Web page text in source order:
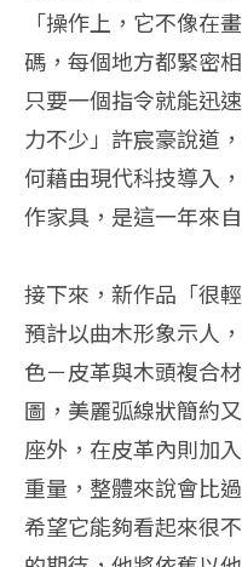
「操作上，它不像在
碼，每個地方都緊密
只要一個指令就能迅
力不少」許宸豪說道
何藉由現代科技導入
作家具，是這一年來
接下來，新作品「很
預計以曲木形象示人
色－皮革與木頭複合
圖，美麗弧線狀簡約
座外，在皮革內則加
重量，整體來說會比
希望它能夠看起來很